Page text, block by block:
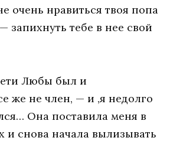
очень нравиться твоя попа
запихнуть тебе в нее свой
Любы был и
же не член, — и ,я недолго
Она поставила меня в
и снова начала вылизывать